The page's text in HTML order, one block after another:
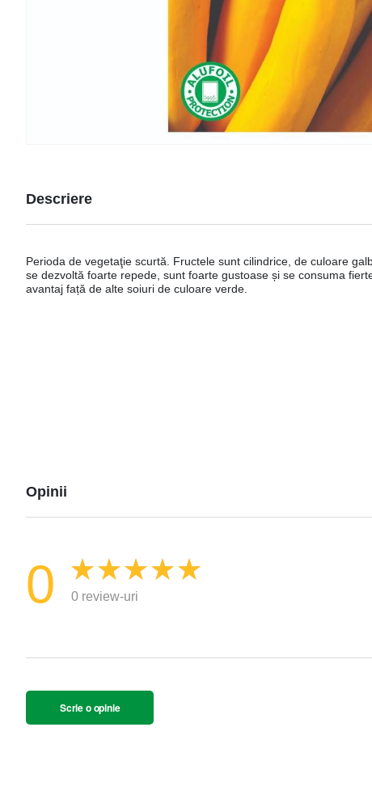
Descriere
Perioda de vegetaţie scurtă. Fructele sunt cilindrice, de culoare
se dezvoltă foarte repede, sunt foarte gustoase și se consuma
avantaj față de alte soiuri de culoare verde.
Opinii
0 0 review-uri
Scrie o opinie